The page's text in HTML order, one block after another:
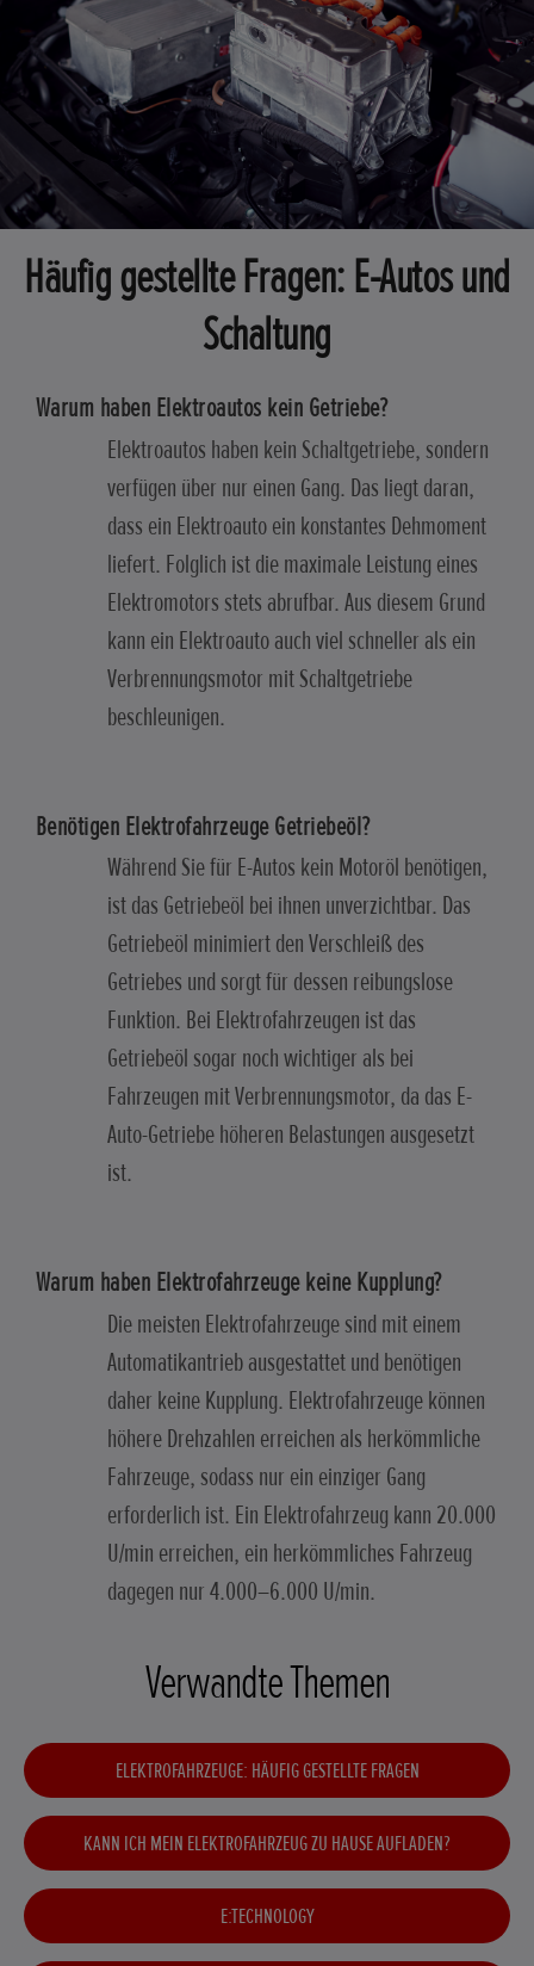
Häufig gestellte Fragen: E-Autos und
Schaltung
Warum haben Elektroautos kein Getriebe?
Elektroautos haben kein Schaltgetriebe, sondern
verfügen über nur einen Gang. Das liegt daran,
dass ein Elektroauto ein konstantes Dehmoment
liefert. Folglich ist die maximale Leistung eines
Elektromotors stets abrufbar. Aus diesem Grund
kann ein Elektroauto auch viel schneller als ein
Verbrennungsmotor mit Schaltgetriebe
beschleunigen.
Benötigen Elektrofahrzeuge Getriebeöl?
Während Sie für E-Autos kein Motoröl benötigen,
ist das Getriebeöl bei ihnen unverzichtbar. Das
Getriebeöl minimiert den Verschleiß des
Getriebes und sorgt für dessen reibungslose
Funktion. Bei Elektrofahrzeugen ist das
Getriebeöl sogar noch wichtiger als bei
Fahrzeugen mit Verbrennungsmotor, da das E-
Auto-Getriebe höheren Belastungen ausgesetzt
ist.
Warum haben Elektrofahrzeuge keine Kupplung?
Die meisten Elektrofahrzeuge sind mit einem
Automatikantrieb ausgestattet und benötigen
daher keine Kupplung. Elektrofahrzeuge können
höhere Drehzahlen erreichen als herkömmliche
Fahrzeuge, sodass nur ein einziger Gang
erforderlich ist. Ein Elektrofahrzeug kann 20.000
U/min erreichen, ein herkömmliches Fahrzeug
dagegen nur 4.000–6.000 U/min.
Verwandte Themen
ELEKTROFAHRZEUGE: HÄUFIG GESTELLTE FRAGEN
KANN ICH MEIN ELEKTROFAHRZEUG ZU HAUSE AUFLADEN?
E:TECHNOLOGY